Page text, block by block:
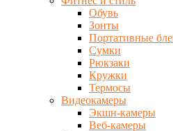
Обувь
Зонты
Портативные
Сумки
Рюкзаки
Кружки
Термосы
Видеокамеры
Экшн-камеры
Веб-камеры